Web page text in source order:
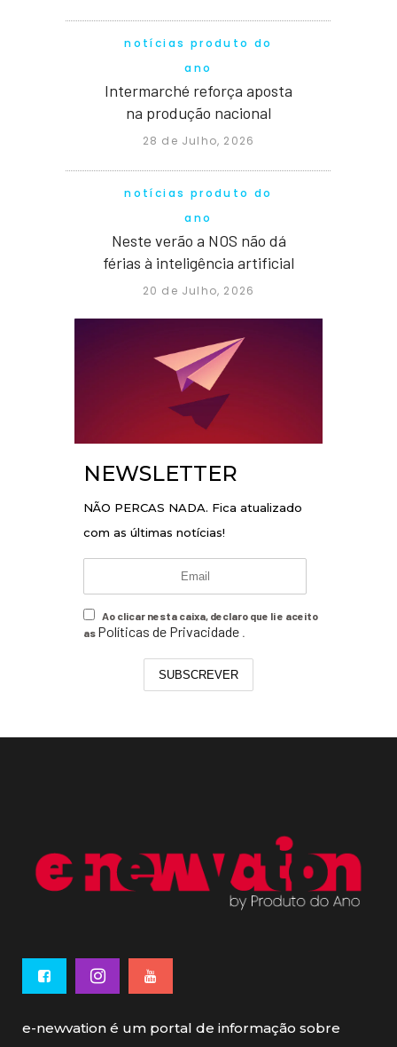
notícias produto do
ano
Intermarché reforça aposta
na produção nacional
28 de Julho, 2026
notícias produto do
ano
Neste verão a NOS não dá
férias à inteligência artificial
20 de Julho, 2026
NEWSLETTER
NÃO PERCAS NADA. Fica atualizado
com as últimas notícias!
Ao clicar nesta caixa, declaro que li e aceito
as Políticas de Privacidade
SUBSCREVER
e-newvation é um portal de informação sobre